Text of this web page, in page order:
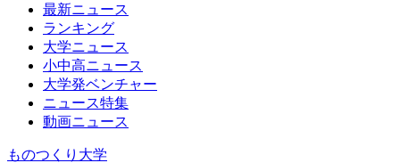
最新ニュース
ランキング
大学ニュース
小中高ニュース
大学発ベンチャー
ニュース特集
動画ニュース
ものつくり大学